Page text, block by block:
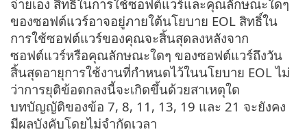
จ่ายเอง สิทธิ์ในการใช้ซอฟต์แวร์และคุณลักษณะใดๆ
ของซอฟต์แวร์อาจอยู่ภายใต้นโยบาย EOL สิทธิ์ใน
การใช้ซอฟต์แวร์ของคุณจะสิ้นสุดลงหลังจาก
ซอฟต์แวร์หรือคุณลักษณะใดๆ ของซอฟต์แวร์ถึงวัน
สิ้นสุดอายุการใช้งานที่กำหนดไว้ในนโยบาย EOL ไม่
ว่าการยุติข้อตกลงนี้จะเกิดขึ้นด้วยสาเหตุใด
บทบัญญัติของข้อ 7, 8, 11, 13, 19 และ 21 จะยังคง
มีผลบังคับโดยไม่จำกัดเวลา